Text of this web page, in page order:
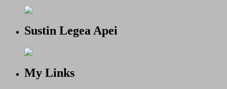
Sustin Legea Apei
My Links